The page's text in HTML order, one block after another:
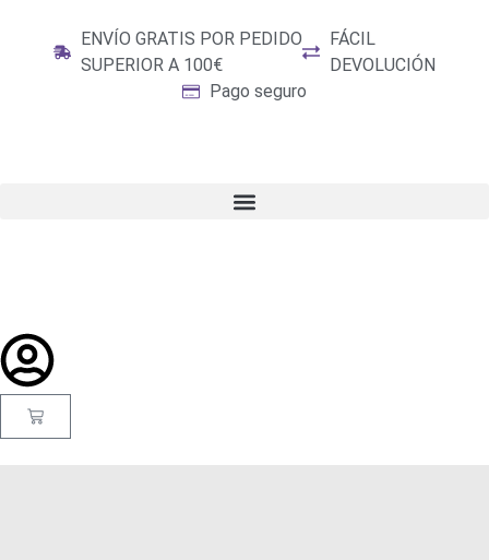
ENVÍO GRATIS POR PEDIDO
SUPERIOR A 100€
FÁCIL
DEVOLUCIÓN
Pago seguro